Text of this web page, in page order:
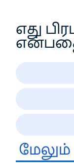
எது
மேலும்